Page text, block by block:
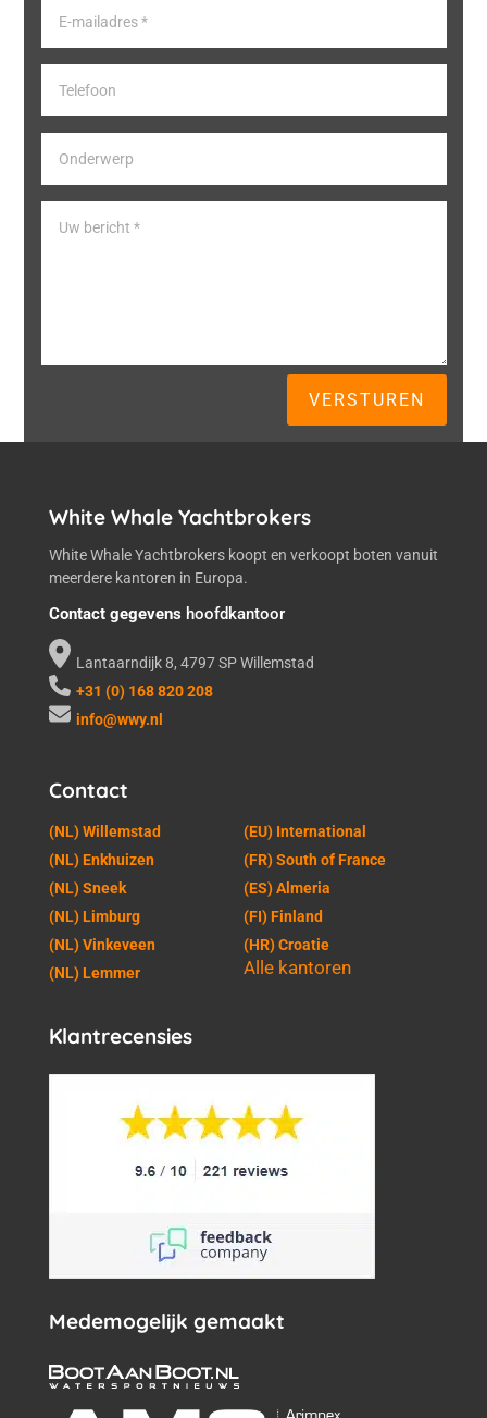
VERSTUREN
White Whale Yachtbrokers
White Whale Yachtbrokers koopt en verkoopt boten vanuit
meerdere kantoren in Europa.
Contact gegevens hoofdkantoor
Lantaarndijk 8, 4797 SP Willemstad
+31 (0) 168 820 208
info@wwy.nl
Contact
(NL) Willemstad
(NL) Enkhuizen
(NL) Sneek
(NL) Limburg
(NL) Vinkeveen
(NL) Lemmer
(EU) International
(FR) South of France
(ES) Almeria
(FI) Finland
(HR) Croatie
Alle kantoren
Klantrecensies
Medemogelijk gemaakt